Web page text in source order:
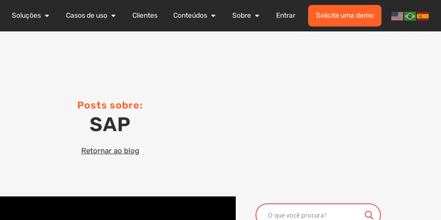
Soluções Casos de uso Clientes Conteúdos Sobre Entrar Solicite uma demo
Posts sobre:
SAP
Retornar ao blog